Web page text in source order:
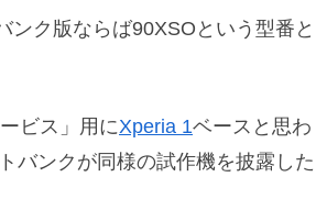
ンク版ならば90XSOという型番と
ビス」用にXperia 1ベースと思わ
バンクが同様の試作機を披露した